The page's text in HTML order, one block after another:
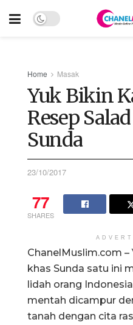
Home Masak
Yuk Bikin
Resep
Sunda
23/10/2017
77
SHARES
ChanelMuslim.com –
khas Sunda satu ini
lidah orang
mentah dicampur
tanah dengan cita